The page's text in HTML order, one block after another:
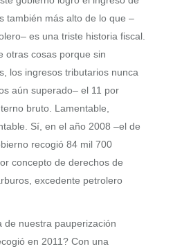
también más alto de lo que –
es una triste historia fiscal.
otras cosas porque sin
los ingresos tributarios nunca
aún superado– el 11 por
bruto. Lamentable,
Sí, en el año 2008 –el de
recogió 84 mil 700
concepto de derechos de
excedente petrolero
de nuestra pauperización
en 2011? Con una